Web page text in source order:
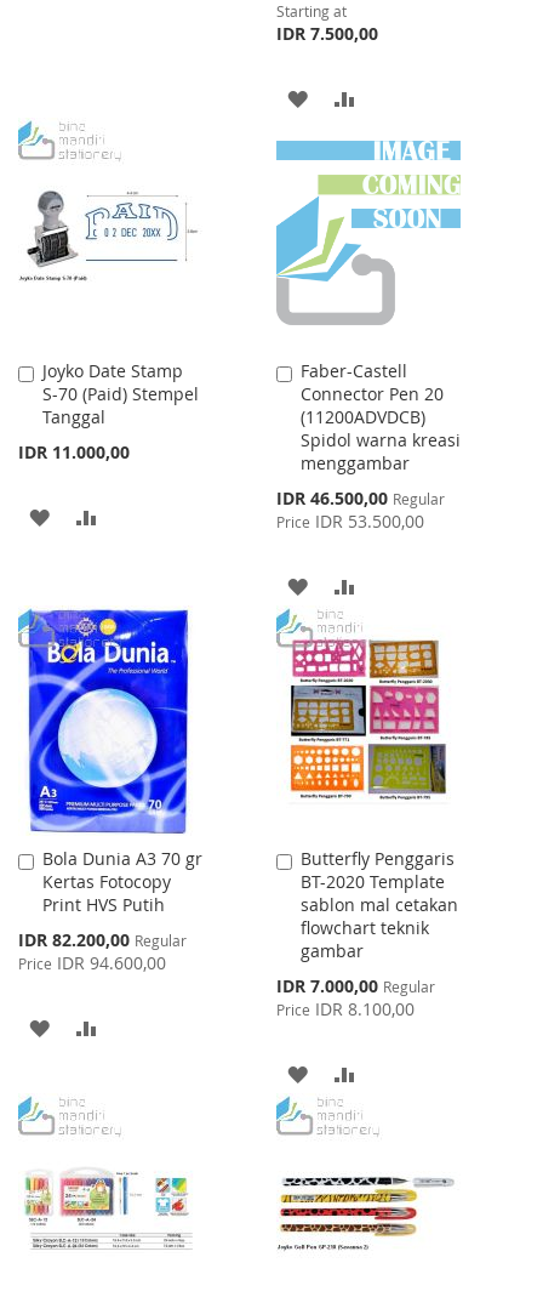
Starting at
IDR 7.500,00
ADD
TO
WISH
LIST
TO
COMPARE
Joyko Date Stamp
S-70 (Paid) Stempel
Tanggal
IDR 11.000,00
Add
to
Cart
ADD
LIST
Faber-Castell
Connector Pen 20
(11200ADVDCB)
Spidol warna kreasi
menggambar
Special
Price
IDR 46.500,00 Regular
Price IDR 53.500,00
Add
to
Cart
ADD
TO
WISH
LIST
TO
COMPARE
Bola Dunia A3 70 gr
Kertas Fotocopy
Print HVS Putih
Special
Price
IDR 82.200,00 Regular
Price IDR 94.600,00
Add
to
Cart
ADD
WISHCOMPARE
Butterfly Penggaris
BT-2020 Template
sablon mal cetakan
flowchart teknik
gambar
Special
Price
IDR 7.000,00 Regular
Price IDR 8.100,00
Add
to
Cart
ADD
TO
LIST
TO